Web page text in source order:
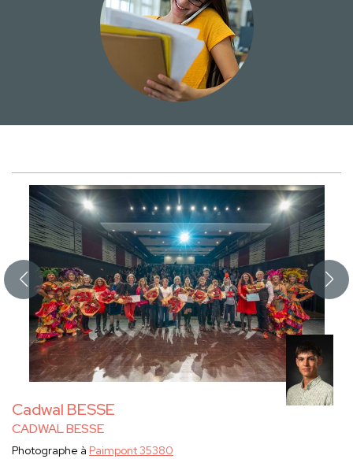
Cadwal BESSE
CADWAL BESSE
Photographe à Paimpont 35380